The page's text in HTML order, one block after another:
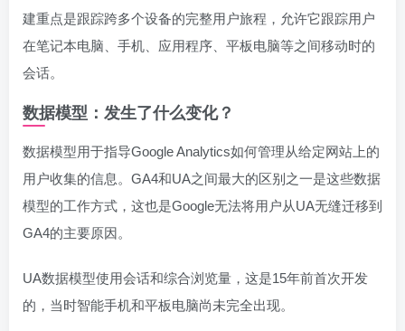
建重点是跟踪跨多个设备的完整用户旅程，允许它跟踪用户
在笔记本电脑、手机、应用程序、平板电脑等之间移动时的
会话。
数据模型：发生了什么变化？
数据模型用于指导Google Analytics如何管理从给定网站上的
用户收集的信息。GA4和UA之间最大的区别之一是这些数据
模型的工作方式，这也是Google无法将用户从UA无缝迁移到
GA4的主要原因。
UA数据模型使用会话和综合浏览量，这是15年前首次开发
的，当时智能手机和平板电脑尚未完全出现。